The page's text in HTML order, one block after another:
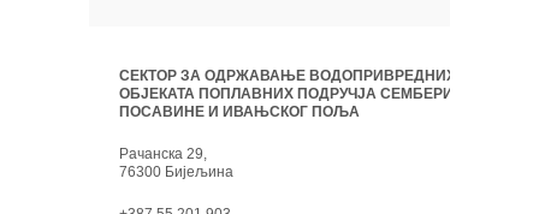
СЕКТОР ЗА ОДРЖАВАЊЕ ВОДОПРИВРЕДНИХ
ОБЈЕКАТА ПОПЛАВНИХ ПОДРУЧЈА СЕМБЕРИЈЕ,
ПОСАВИНЕ И ИВАЊСКОГ ПОЉА
Рачанска 29,
76300 Бијељина